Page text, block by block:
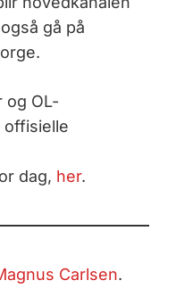
gå på
og OL-
offisielle
dag, her.
Carlsen.